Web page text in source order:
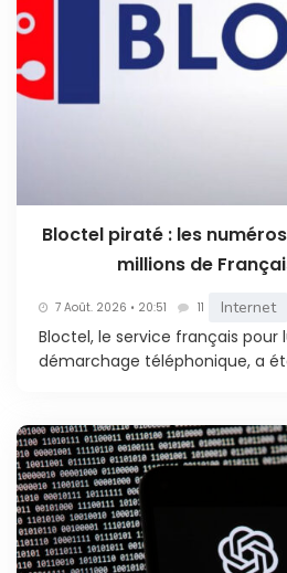
Bloctel piraté : les
millions de
7 Août. 2026 • 20:51 11 Internet
Bloctel, le service français
démarchage téléphonique, a